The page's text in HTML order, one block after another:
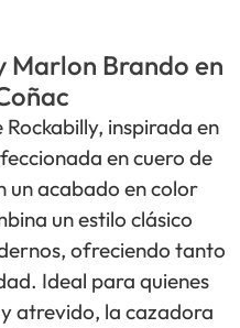
Marlon Brando en
inspirada en
en cuero de
un acabado en color
un estilo clásico
ofreciendo tanto
Ideal para quienes
atrevido, la cazadora